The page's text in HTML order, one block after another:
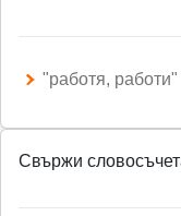
"работя, работи"
Свържи